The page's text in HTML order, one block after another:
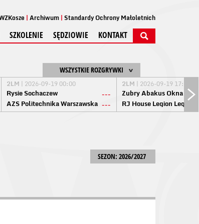
Archiwum Standardy Ochrony Małoletnich
SZKOLENIE SĘDZIOWIE KONTAKT
WSZYSTKIE ROZGRYWKI
2LM | 2026-09-19 00:00
Rysie Sochaczew
---
AZS Politechnika Warszawska ---
2LM | 2026-09-19 17:00
Żubry Abakus Okna
RJ House Legion
SEZON: 2026/2027